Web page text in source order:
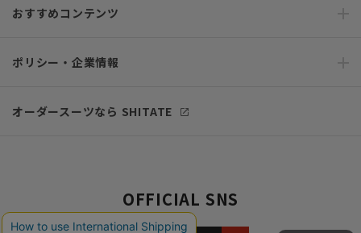
おすすめコンテンツ
ポリシー・企業情報
オーダースーツなら SHITATE
OFFICIAL SNS